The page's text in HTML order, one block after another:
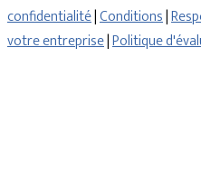
confidentialité|Conditions|
votre entreprise|Politique